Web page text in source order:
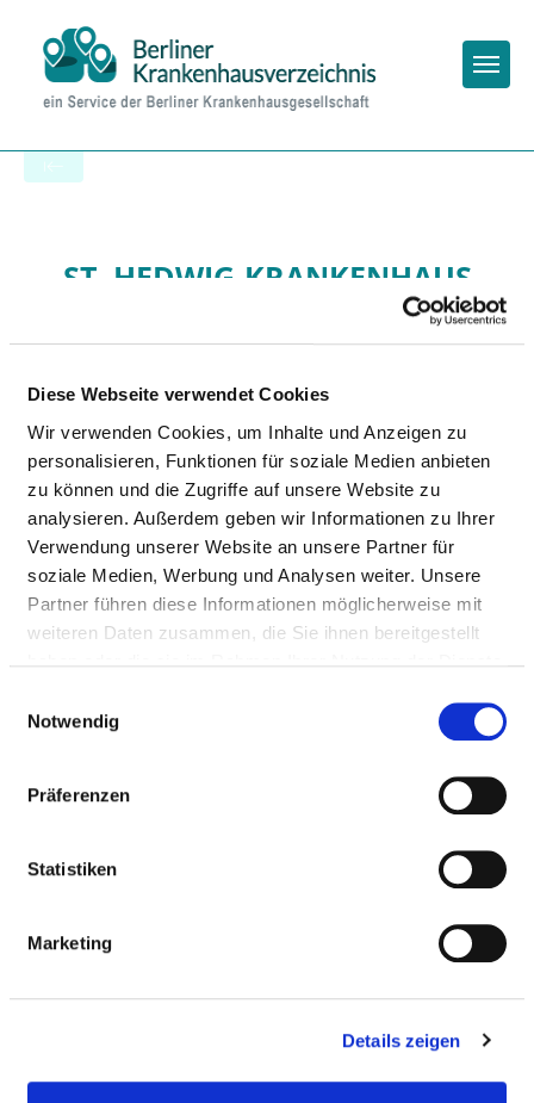
Diese Webseite verwendet Cookies
Wir verwenden Cookies, um Inhalte und Anzeigen zu
personalisieren, Funktionen für soziale Medien anbieten
zu können und die Zugriffe auf unsere Website zu
analysieren. Außerdem geben wir Informationen zu Ihrer
Verwendung unserer Website an unsere Partner für
soziale Medien, Werbung und Analysen weiter. Unsere
Partner führen diese Informationen möglicherweise mit
weiteren Daten zusammen, die Sie ihnen bereitgestellt
Notwendig
Präferenzen
Statistiken
Marketing
Details zeigen
ST. HEDWIG-KRANKENHAUS
Passend dazu:
Medizinisch-pflegerische Leistungen
Service & Ausstattung
MEDIZINISCHES LEISTUNGSANGEBOT
DES KRANKENHAUSES
Welche Krankheiten werden in diesem Krankenhaus
dieses Krankenhaus an?
diesem Krankenhaus behandelt oder durchgeführt
Hinweis: Wenn die Suche nach einer Krankheit oder